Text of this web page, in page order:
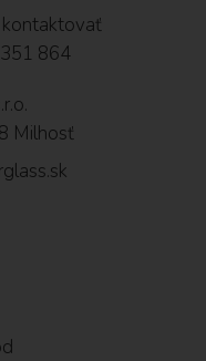
kontaktovať
864
Milhosť